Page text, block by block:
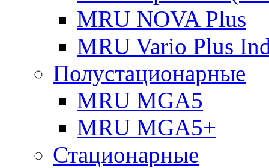
MRU NOVA Plus
MRU Vario Plus
Полустационарные
MRU MGA5
MRU MGA5+
Стационарные